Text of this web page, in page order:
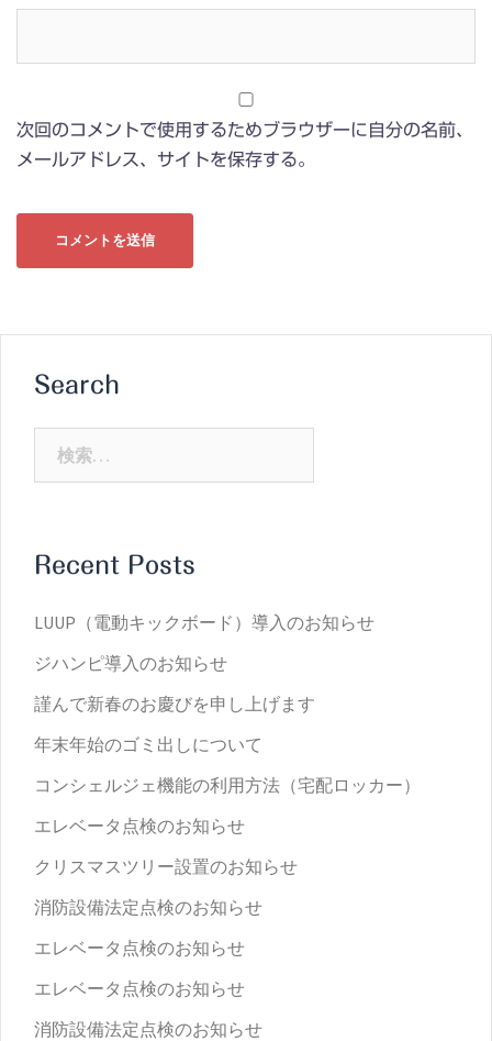
次回のコメントで使用するためブラウザーに自分の名前、
メールアドレス、サイトを保存する。
Search
Recent Posts
LUUP（電動キックボード）導入のお知らせ
ジハンピ導入のお知らせ
謹んで新春のお慶びを申し上げます
年末年始のゴミ出しについて
コンシェルジェ機能の利用方法（宅配ロッカー）
エレベータ点検のお知らせ
クリスマスツリー設置のお知らせ
消防設備法定点検のお知らせ
エレベータ点検のお知らせ
エレベータ点検のお知らせ
消防設備法定点検のお知らせ